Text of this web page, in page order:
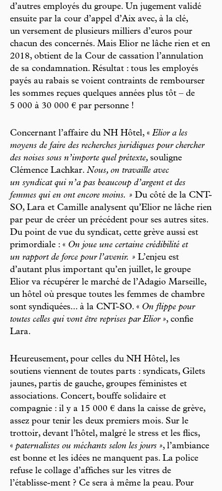
d’autres employés du groupe. Un jugement validé
ensuite par la cour d’appel d’Aix avec, à la clé,
un versement de plusieurs milliers d’euros pour
chacun des concernés. Mais Elior ne lâche rien et en
2018, obtient de la Cour de cassation l’annulation
de sa condamnation. Résultat : tous les employés
payés au rabais se voient contraints de rembourser
les sommes reçues quelques années plus tôt – de
5 000 à 30 000 € par personne !
Concernant l’affaire du NH Hôtel, « Elior a les
moyens de faire des recherches juridiques pour chercher
des noises sous n’importe quel prétexte, souligne
Clémence Lachkar. Nous, on travaille avec
un syndicat qui n’a pas beaucoup d’argent et des
femmes qui en ont encore moins. » Du côté de la CNT-
SO, Lara et Camille analysent qu’Elior ne lâche rien
par peur de créer un précédent pour ses autres sites.
Du point de vue du syndicat, cette grève aussi est
primordiale : « On joue une certaine crédibilité et
un rapport de force pour l’avenir. » L’enjeu est
d’autant plus important qu’en juillet, le groupe
Elior va récupérer le marché de l’Adagio Marseille,
un hôtel où presque toutes les femmes de chambre
sont syndiquées... à la CNT-SO. « On flippe pour
toutes celles qui vont être reprises par Elior », confie
Lara.
Heureusement, pour celles du NH Hôtel, les
soutiens viennent de toutes parts : syndicats, Gilets
jaunes, partis de gauche, groupes féministes et
associations. Concert, bouffe solidaire et
compagnie : il y a 15 000 € dans la caisse de grève,
assez pour tenir les deux premiers mois. Sur le
trottoir, devant l’hôtel, malgré le stress et les flics,
« paternalistes ou méchants selon les jours », l’ambiance
est bonne et les idées ne manquent pas. La police
refuse le collage d’affiches sur les vitres de
l’établisse-ment ? Ce sera à même la peau. Pour